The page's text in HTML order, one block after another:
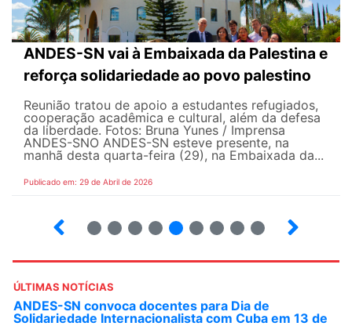
ANDES-SN vai à Embaixada da Palestina e
reforça solidariedade ao povo palestino
Reunião tratou de apoio a estudantes refugiados,
cooperação acadêmica e cultural, além da defesa
da liberdade. Fotos: Bruna Yunes / Imprensa
ANDES-SN​​​ O ANDES-SN esteve presente, na
manhã desta quarta-feira (29), na Embaixada da...
Publicado em: 29 de Abril de 2026
ÚLTIMAS NOTÍCIAS
ANDES-SN convoca docentes para Dia de
Solidariedade Internacionalista com Cuba em 13 de